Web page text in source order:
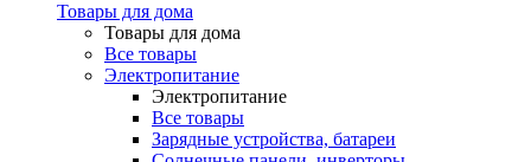
Товары для дома
Товары для дома
Все товары
Электропитание
Электропитание
Все товары
Зарядные устройства, батареи